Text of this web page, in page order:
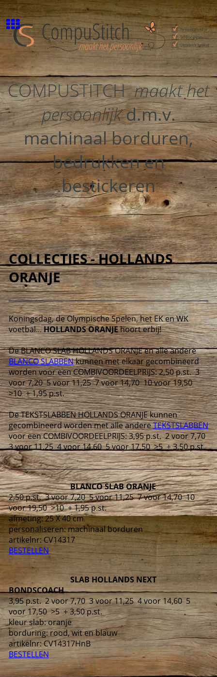
COMPUSTITCHmaakt het
persoonlijkd.m.v.
machinaal borduren,
bedrukken en
bestickeren
COLLECTIES - HOLLANDS
ORANJE
Koningsdag, de Olympische Spelen, het EK en WK
voetbal...HOLLANDS ORANJEhoort erbij!
De BLANCO SLAB HOLLANDS ORANJE en alle andere
BLANCO SLABBENkunnen met elkaar gecombineerd
worden voor een COMBIVOORDEELPRIJS:2,50 p.st. 3
voor 7,20 5 voor 11,25 7 voor 14,70 10 voor 19,50
>10 + 1,95 p.st.
De TEKSTSLABBEN HOLLANDS ORANJE kunnen
gecombineerd worden met alle andereTEKSTSLABBEN
voor een COMBIVOORDEELPRIJS:3,95 p.st. 2 voor 7,70
3 voor 11,25 4 voor 14,60 5 voor 17,50 >5 + 3,50 p.st.
BLANCO SLAB ORANJE
2,50 p.st. 3 voor 7,20 5 voor 11,25 7 voor 14,70 10
voor 19,50 >10 + 1,95 p.st.
afmeting: 25 X 40 cm
personaliseren: machinaal borduren
artikelnr:CV14317
BESTELLEN
SLAB HOLLANDS NEXT
BONDSCOACH
3,95 p.st. 2 voor 7,70 3 voor 11,25 4 voor 14,60 5
voor 17,50 >5 + 3,50 p.st.
kleur slab: oranje
borduring: rood, wit en blauw
artikelnr:CV14317HnB
BESTELLEN